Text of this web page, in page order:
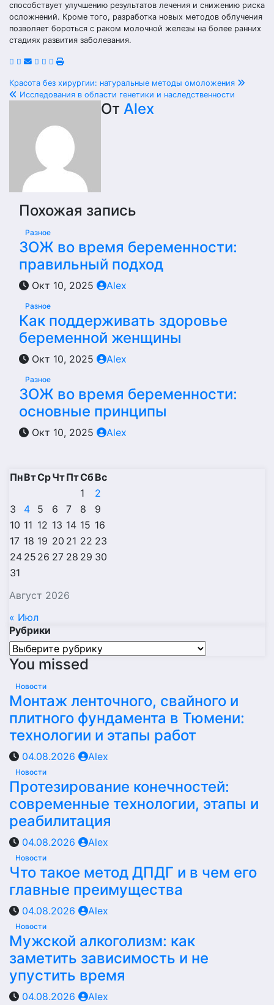
способствует улучшению результатов лечения и снижению риска
осложнений. Кроме того, разработка новых методов облучения
позволяет бороться с раком молочной железы на более ранних
стадиях развития заболевания.
Навигация
записям
Красота без хирургии: натуральные методы омоложения
Исследования в области генетики и наследственности
От Alex
Похожая запись
Разное
ЗОЖ во время беременности:
правильный подход
Окт 10, 2025 Alex
Разное
Как поддерживать здоровье
беременной женщины
Окт 10, 2025 Alex
Разное
ЗОЖ во время беременности:
основные принципы
Окт 10, 2025 Alex
Август 2026
ПнВтСрЧтПтСбВс
1
2
3
4 5 6 7 8
9
10 11 12 13 14 15 16
17 18 19 20 21 22 23
24 25 26 27 28 29 30
31
« Июл
Рубрики
Рубрики
You missed
Новости
Монтаж ленточного, свайного и
плитного фундамента в Тюмени:
технологии и этапы работ
04.08.2026 Alex
Новости
Протезирование конечностей:
современные технологии, этапы и
реабилитация
04.08.2026 Alex
Новости
Что такое метод ДПДГ и в чем его
главные преимущества
04.08.2026 Alex
Новости
Мужской алкоголизм: как
заметить зависимость и не
упустить время
04.08.2026 Alex